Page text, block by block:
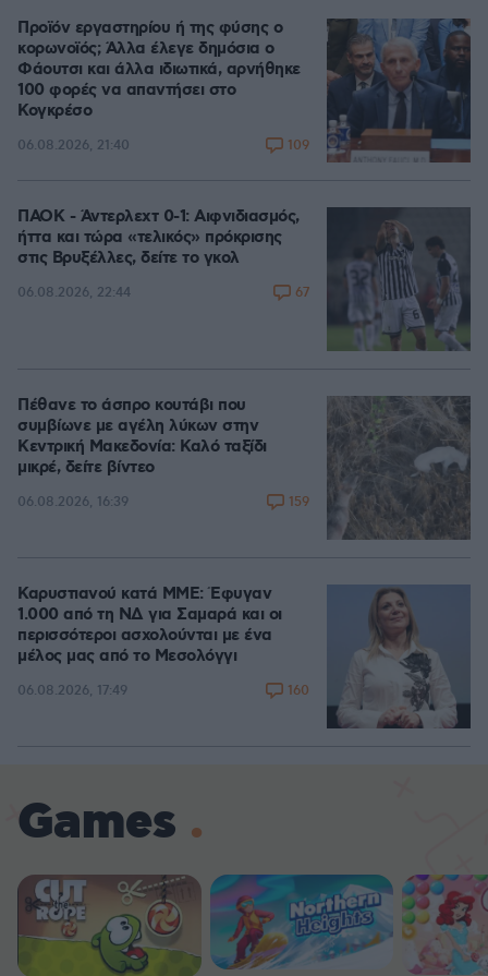
Προϊόν εργαστηρίου ή της φύσης ο
κορωνοϊός; Άλλα έλεγε δημόσια ο
Φάουτσι και άλλα ιδιωτικά, αρνήθηκε
100 φορές να απαντήσει στο
Κογκρέσο
06.08.2026, 21:40 109
ΠΑΟΚ - Άντερλεχτ 0-1: Αιφνιδιασμός,
ήττα και τώρα «τελικός» πρόκρισης
στις Βρυξέλλες, δείτε το γκολ
06.08.2026, 22:44 67
Πέθανε το άσπρο κουτάβι που
συμβίωνε με αγέλη λύκων στην
Κεντρική Μακεδονία: Καλό ταξίδι
μικρέ, δείτε βίντεο
06.08.2026, 16:39 159
Καρυστιανού κατά ΜΜΕ: Έφυγαν
1.000 από τη ΝΔ για Σαμαρά και οι
περισσότεροι ασχολούνται με ένα
μέλος μας από το Μεσολόγγι
06.08.2026, 17:49 160
Games